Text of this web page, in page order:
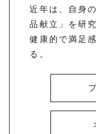
近年は、自身
品献立」を研究
健康的で満足
る。